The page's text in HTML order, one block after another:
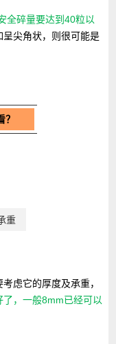
全碎量要达到40粒以
尖角状，则很可能是
重
虑它的厚度及承重，
，一般8mm已经可以